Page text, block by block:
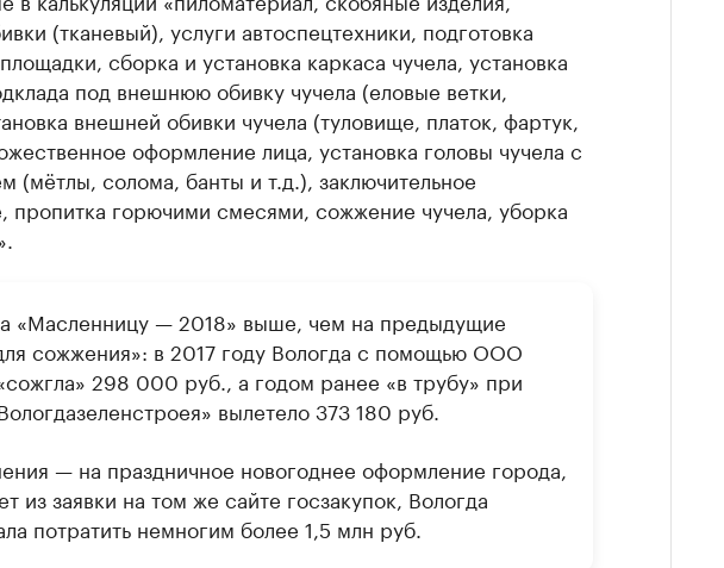
(тканевый), услуги автоспецтехники, подготовка
сборка и установка каркаса чучела, установка
под внешнюю обивку чучела (еловые ветки,
внешней обивки чучела (туловище, платок, фартук,
оформление лица, установка головы чучела с
(мётлы, солома, банты и т.д.), заключительное
пропитка горючими смесями, сожжение чучела, уборка
«Масленницу — 2018» выше, чем на предыдущие
сожжения»: в 2017 году Вологда с помощью ООО
298 000 руб., а годом ранее «в трубу» при
вылетело 373 180 руб.
— на праздничное новогоднее оформление города,
из заявки на том же сайте госзакупок, Вологда
потратить немногим более 1,5 млн руб.